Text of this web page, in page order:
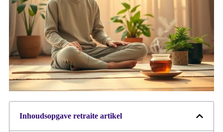
Inhoudsopgave retraite artikel